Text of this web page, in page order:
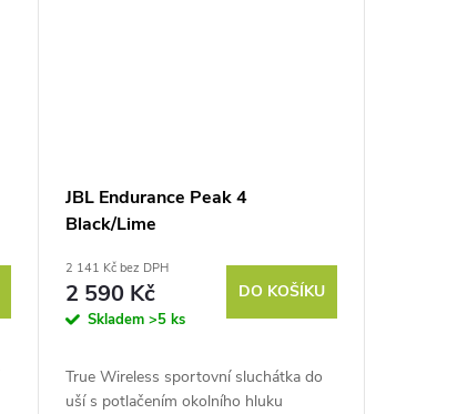
JBL Endurance Peak 4
Black/Lime
2 141 Kč bez DPH
2 590 Kč
Skladem >5 ks
DO KOŠÍKU
True Wireless sportovní sluchátka do
uší s potlačením okolního hluku